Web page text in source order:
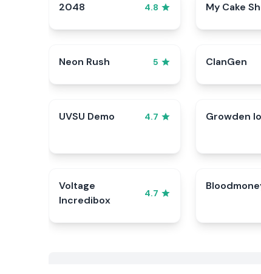
2048 4.8 My Cake
Neon Rush 5 ClanGen
UVSU Demo 4.7 Growden Io
Voltage
Incredibox
4.7